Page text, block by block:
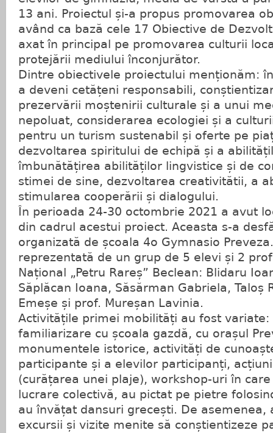
13 ani. Proiectul și-a propus promovarea
având ca bază cele 17 Obiective de
axat în principal pe promovarea culturii
protejării mediului înconjurător.
Dintre obiectivele proiectului menționăm:
a deveni cetățeni responsabili,
prezervării moștenirii culturale și a unui
nepoluat, considerarea ecologiei și a
pentru un turism sustenabil și oferte pe
dezvoltarea spiritului de echipă și a
îmbunătățirea abilităților lingvistice și de
stimei de sine, dezvoltarea creativitătii, a
stimularea cooperării și dialogului.
În perioada 24-30 octombrie 2021 a avut
din cadrul acestui proiect. Aceasta s-a
organizată de școala 4o Gymnasio
reprezentată de un grup de 5 elevi și 2
Național „Petru Rareș” Beclean: Blidaru
Săplăcan Ioana, Săsărman Gabriela, Taloș
Emeșe și prof. Mureșan Lavinia.
Activitățile primei mobilități au fost variate:
familiarizare cu școala gazdă, cu orașul
monumentele istorice, activități de
participante și a elevilor participanți,
(curățarea unei plaje), workshop-uri în
lucrare colectivă, au pictat pe pietre
au învățat dansuri grecești. De asemenea,
excursii și vizite menite să conștientizeze